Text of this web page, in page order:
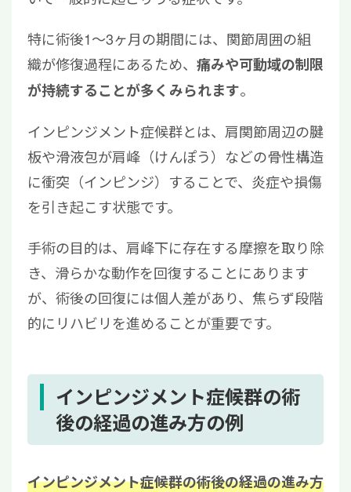
特に術後1〜3ヶ月の期間には、関節周囲の組
織が修復過程にあるため、 痛みや可動域の制限
が持続することが多くみられます。
インピンジメント症候群とは、肩関節周辺の腱
板や滑液包が肩峰（けんぽう）などの骨性構造
に衝突（インピンジ）することで、炎症や損傷
を引き起こす状態です。
手術の目的は、肩峰下に存在する摩擦を取り除
き、滑らかな動作を回復することにあります
が、術後の回復には個人差があり、焦らず段階
的にリハビリを進めることが重要です。
インピンジメント症候群の術
後の経過の進み方の例
インピンジメント症候群の術後の経過の進み方